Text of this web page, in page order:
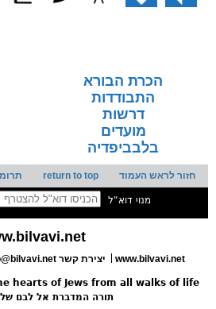
הכרת הבורא
התבודדות
דרשות
מועדים
בלבביפדיה
חזור לראש העמוד return to top
מנוי דוא"ל
www.bilvavi.net info@bilvavi.net יצירת קשר
hearts of Jews from all walks of life
תורה המדברת אל לבם של